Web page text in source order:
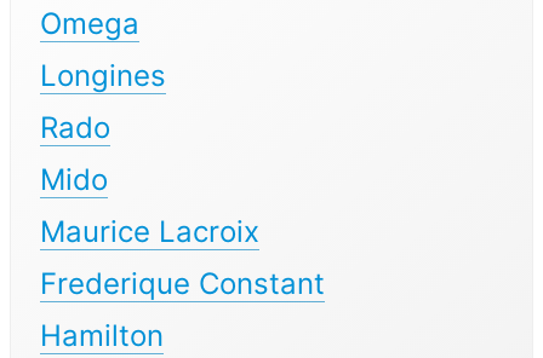
Omega
Longines
Rado
Mido
Maurice Lacroix
Frederique Constant
Hamilton